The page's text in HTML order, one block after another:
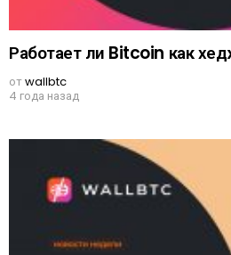
Работает ли Bitcoin как
отwallbtc
4 года назад